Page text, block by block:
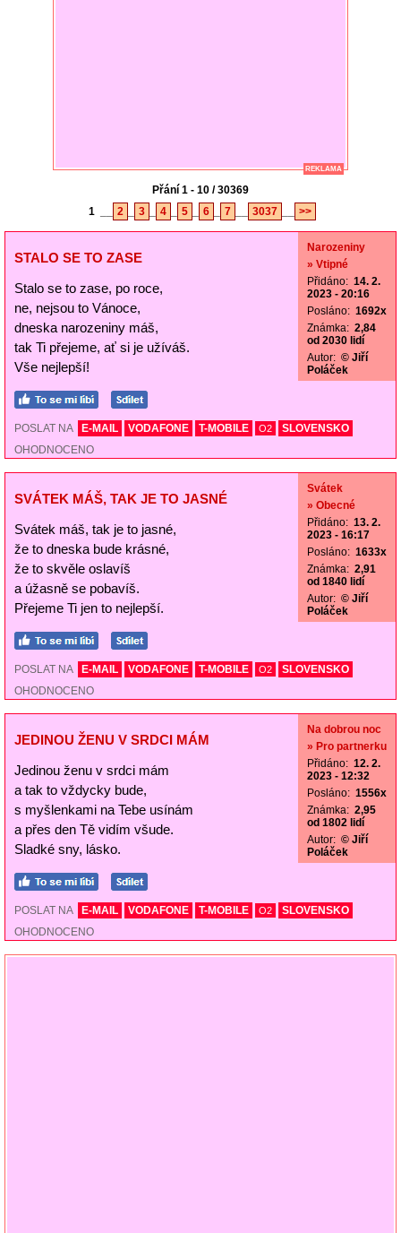
REKLAMA
Přání 1 - 10 / 30369
1
2 3 4 5 6 7 3037 >>
STALO SE TO ZASE
Stalo se to zase, po roce,
ne, nejsou to Vánoce,
dneska narozeniny máš,
tak Ti přejeme, ať si je užíváš.
Vše nejlepší!
Narozeniny
» Vtipné
Přidáno: 14. 2.
2023 - 20:16
Posláno: 1692x
Známka: 2,84
od 2030 lidí
Autor: © Jiří
Poláček
POSLAT NA E-MAIL VODAFONE T-MOBILE O2
SLOVENSKO
OHODNOCENO
SVÁTEK MÁŠ, TAK JE TO JASNÉ
Svátek máš, tak je to jasné,
že to dneska bude krásné,
že to skvěle oslavíš
a úžasně se pobavíš.
Přejeme Ti jen to nejlepší.
Svátek
» Obecné
Přidáno: 13. 2.
2023 - 16:17
Posláno: 1633x
Známka: 2,91
od 1840 lidí
Autor: © Jiří
Poláček
POSLAT NA E-MAIL VODAFONE T-MOBILE O2
SLOVENSKO
OHODNOCENO
JEDINOU ŽENU V SRDCI MÁM
Jedinou ženu v srdci mám
a tak to vždycky bude,
s myšlenkami na Tebe usínám
a přes den Tě vidím všude.
Sladké sny, lásko.
Na dobrou noc
» Pro partnerku
Přidáno: 12. 2.
2023 - 12:32
Posláno: 1556x
Známka: 2,95
od 1802 lidí
Autor: © Jiří
Poláček
POSLAT NA E-MAIL VODAFONE T-MOBILE O2
SLOVENSKO
OHODNOCENO